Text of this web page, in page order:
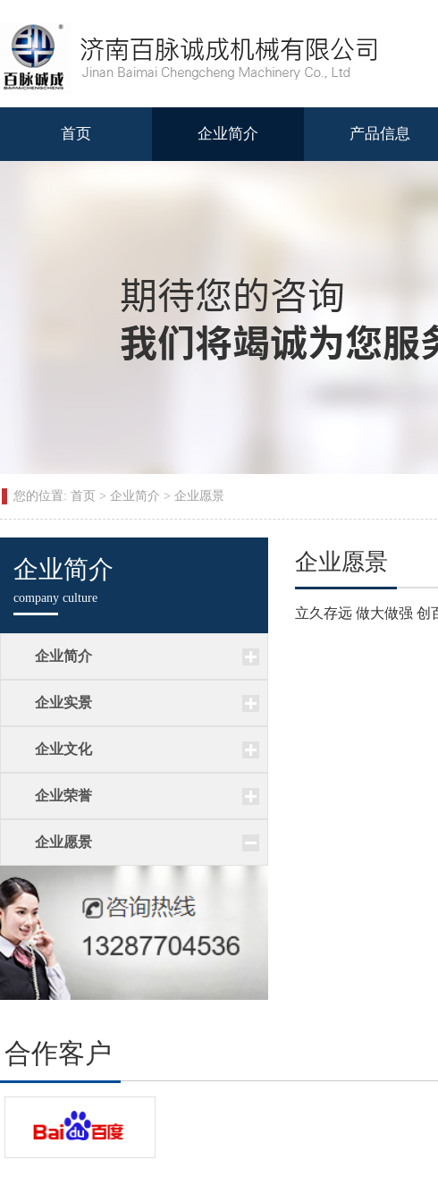
首页 企业简介 产品信息
您的位置: 首页 > 企业简介 > 企业愿景
企业简介
company culture
企业简介
企业实景
企业文化
企业荣誉
企业愿景
企业愿景
立久存远 做大做强 创
合作客户